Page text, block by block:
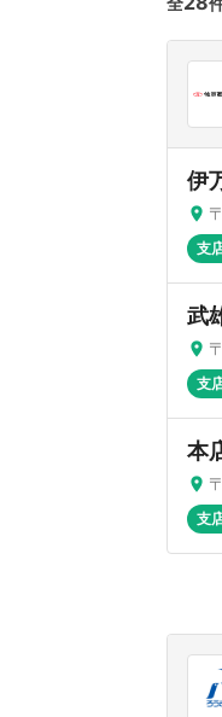
伊
支
武
支
本
支